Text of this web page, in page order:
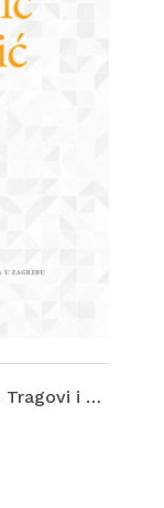
Bajsić – Šagi-Bunić – Turčinović. Tragovi i putokazi